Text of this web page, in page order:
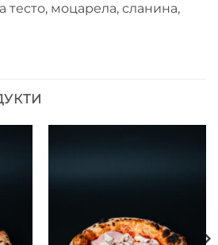
тесто, моцарела, сланина,